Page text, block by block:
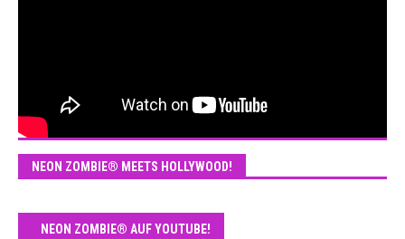
NEON ZOMBIE® MEETS HOLLYWOOD!
NEON ZOMBIE® AUF YOUTUBE!